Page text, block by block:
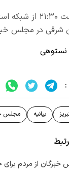
این برنامه
شرقی در مجلس
بیانیه مجلس
از مردم برای حضور